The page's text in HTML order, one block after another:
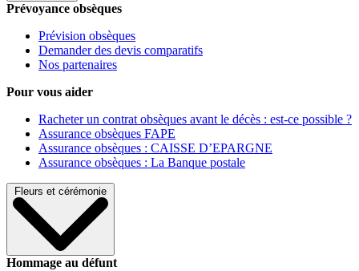
Prévoyance obsèques
Prévision obsèques
Demander des devis comparatifs
Nos partenaires
Pour vous aider
Racheter un contrat obsèques avant le décès : est-ce possible ?
Assurance obsèques FAPE
Assurance obsèques : CAISSE D’EPARGNE
Assurance obsèques : La Banque postale
Fleurs et cérémonie
Hommage au défunt